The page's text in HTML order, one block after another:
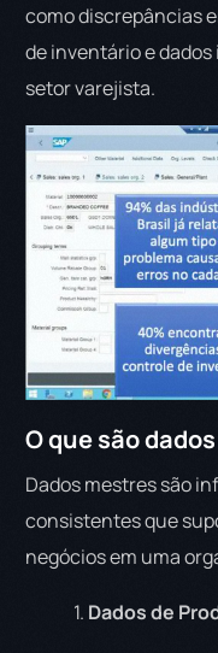
como discrepâncias
de inventário e
setor varejista.
O que são
Dados mestres são
consistentes que
negócios em uma
1. Dados de